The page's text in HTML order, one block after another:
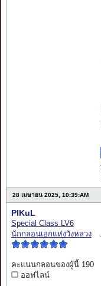
28 เมษายน 2025, 10:39:AM
PIKuL
Special Class LV6
นักกลอนเอกแห่งวังหลวง
คะแนนกลอนของผู้นี้ 190
ออฟไลน์